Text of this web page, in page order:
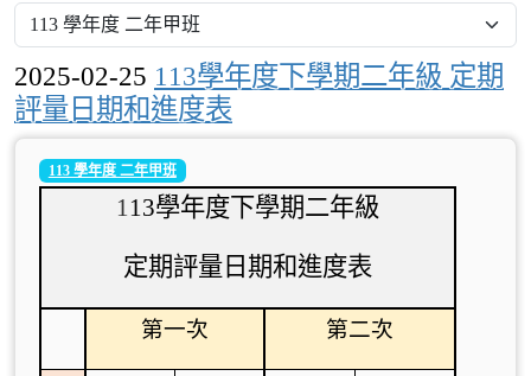
2025-02-25 113學年度下學期二年級 定期
評量日期和進度表
113 學年度 二年甲班
113學年度下學期二年級
定期評量日期和進度表
第一次 第二次